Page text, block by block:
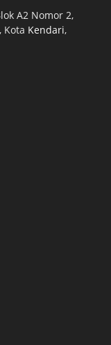
A2 Nomor 2,
Kota Kendari,